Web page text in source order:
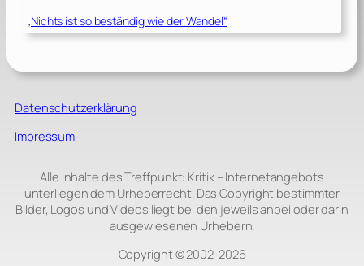
„Nichts ist so beständig wie der Wandel“
Datenschutzerklärung
Impressum
Alle Inhalte des Treffpunkt: Kritik – Internetangebots
unterliegen dem Urheberrecht. Das Copyright bestimmter
Bilder, Logos und Videos liegt bei den jeweils anbei oder darin
ausgewiesenen Urhebern.
Copyright © 2002‑2026